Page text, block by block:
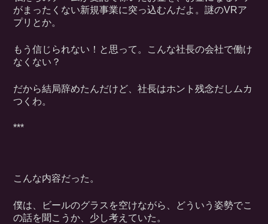
がまったくない新規事業に突っ込むんだよ。謎のVRア
プリとか。
もう信じられない！と思って。こんな社長の会社で働け
なくない？
だから結局辞めたんだけど、社長はホント残念だしムカ
つくわ。
***
こんな内容だった。
僕は、ビールのグラスを空けながら、どういう姿勢でこ
の話を聞こうか、少し考えていた。